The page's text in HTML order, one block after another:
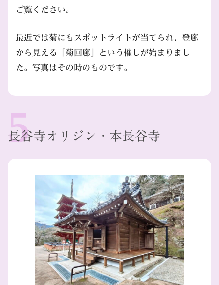
ご覧ください。
最近では菊にもスポットライトが当てられ、登廊
から見える「菊回廊」という催しが始まりまし
た。写真はその時のものです。
長谷寺オリジン・本長谷寺